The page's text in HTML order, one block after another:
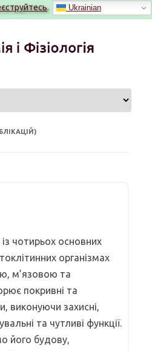
.
чотирьох основних
організмах
м’язовою та
покривні та
виконуючи захисні,
та чутливі функції.
його будову,
Ukrainian